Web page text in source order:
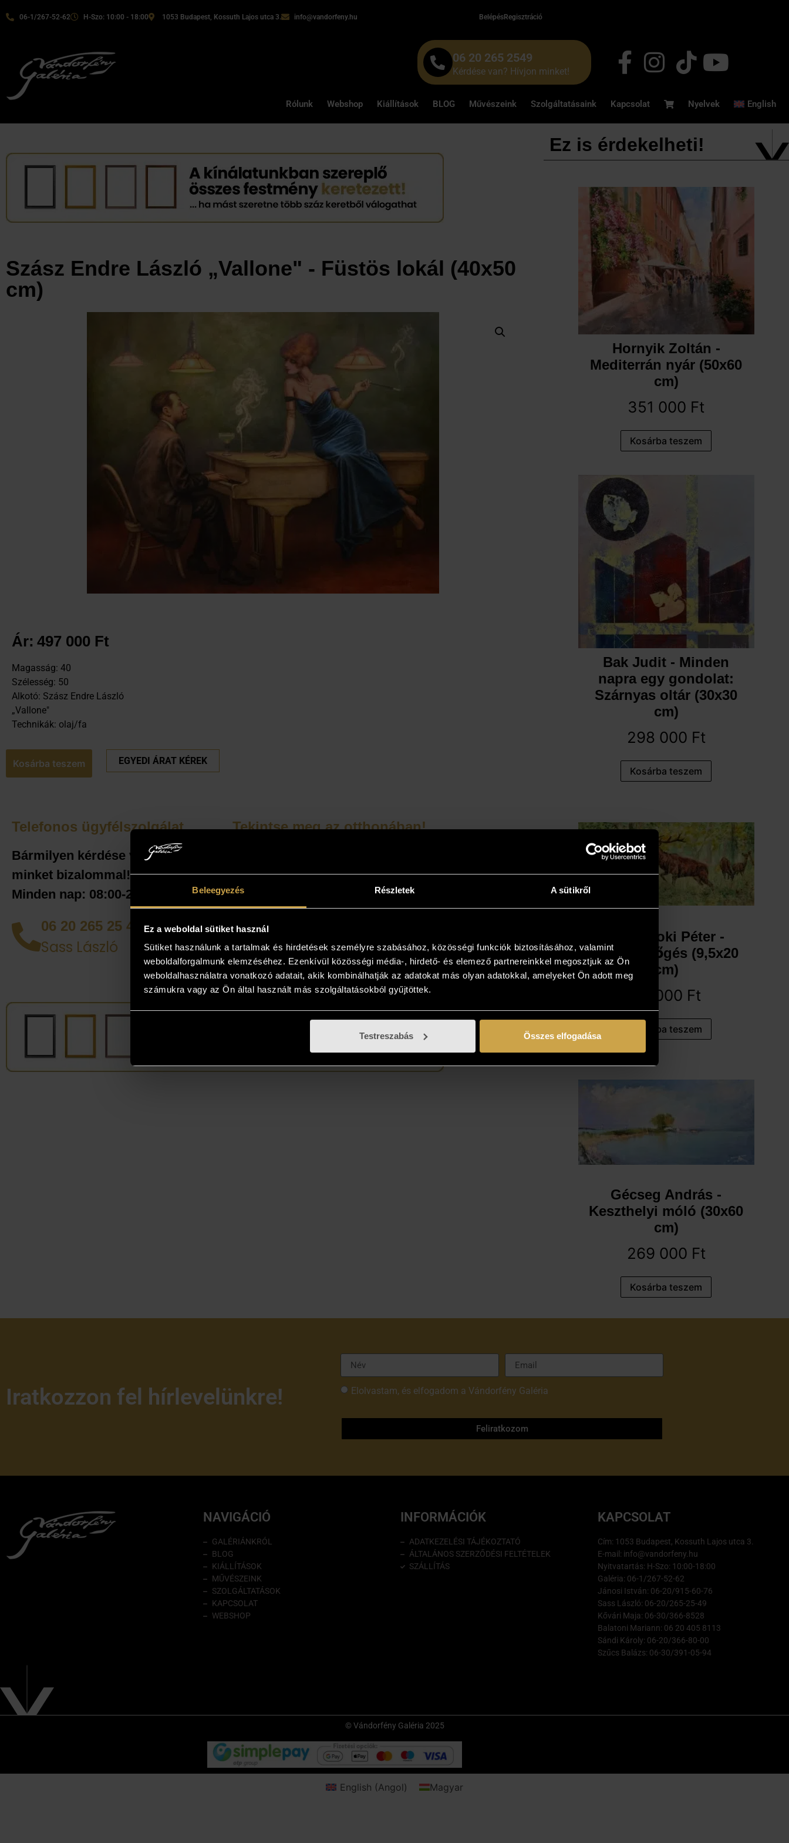
Beleegyezés Részletek A sütikről
Ez a weboldal sütiket használ
Sütiket használunk a tartalmak és hirdetések személyre szabásához, közösségi funkciók biztosításához, valamint
weboldalforgalmunk elemzéséhez. Ezenkívül közösségi média-, hirdető- és elemező partnereinkkel megosztjuk az Ön
weboldalhasználatra vonatkozó adatait, akik kombinálhatják az adatokat más olyan adatokkal, amelyeket Ön adott meg
számukra vagy az Ön által használt más szolgáltatásokból gyűjtöttek.
Testreszabás Összes elfogadása
06-1/267-52-62 H-Szo: 10:00 - 18:00 1053 Budapest, Kossuth Lajos utca 3. info@vandorfeny.hu BelépésRegisztráció
06 20 265 2549
Kérdése van? Hívjon minket!
Rólunk Webshop Kiállítások BLOG Művészeink Szolgáltatásaink Kapcsolat Nyelvek English
Szász Endre László „Vallone" - Füstös lokál (40x50
cm)
Ár: 497 000 Ft
Magasság: 40
Szélesség: 50
Alkotó: Szász Endre László
„Vallone"
Technikák: olaj/fa
Kosárba teszem EGYEDI ÁRAT KÉREK
Telefonos ügyfélszolgálat
Bármilyen kérdése van keressen
minket bizalommal!
Minden nap: 08:00-20:00-ig!
06 20 265 25 49
Sass László
Tekintse meg az otthonában!
adnak! Lehetősége van az otthonában, a végleges
tud dönteni? Gyűjtse össze az Önnek tetsző
alkotásokat, és vásárolja meg azt, ami élőben a
legjobban tetszik!
Ez is érdekelheti!
Hornyik Zoltán -
Mediterrán nyár (50x60
cm)
351 000 Ft
Kosárba teszem
Bak Judit - Minden
napra egy gondolat:
Szárnyas oltár (30x30
cm)
298 000 Ft
Kosárba teszem
Udvarnoki Péter -
Szarvasbőgés (9,5x20
cm)
89 000 Ft
Kosárba teszem
Gécseg András -
Keszthelyi móló (30x60
cm)
269 000 Ft
Kosárba teszem
Iratkozzon fel hírlevelünkre! Elolvastam, és elfogadom a Vándorfény Galéria
Feliratkozom
NAVIGÁCIÓ
GALÉRIÁNKRÓL
BLOG
KIÁLLÍTÁSOK
MŰVÉSZEINK
SZOLGÁLTATÁSOK
KAPCSOLAT
WEBSHOP
INFORMÁCIÓK
ADATKEZELÉSI TÁJÉKOZTATÓ
ÁLTALÁNOS SZERZŐDÉSI FELTÉTELEK
SZÁLLÍTÁS
KAPCSOLAT
Cím: 1053 Budapest, Kossuth Lajos utca 3.
E-mail: info@vandorfeny.hu
Nyitvatartás: H-Szo: 10:00-18:00
Galéria: 06-1/267-52-62
Jánosi István: 06-20/915-60-76
Sass László: 06-20/265-25-49
Kővári Maja: 06-30/366-8528
Balatoni Mariann: 06 20 405 8113
Sándi Károly: 06-20/366-80-00
Szűcs Balázs: 06-30/391-05-94
© Vándorfény Galéria 2025
English (Angol) Magyar